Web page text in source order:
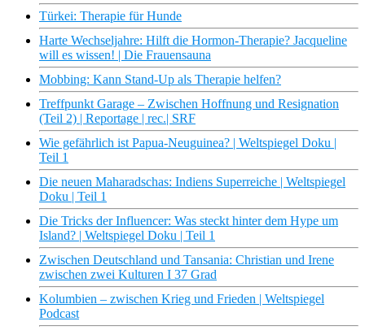
Türkei: Therapie für Hunde
Harte Wechseljahre: Hilft die Hormon-Therapie? Jacqueline
will es wissen! | Die Frauensauna
Mobbing: Kann Stand-Up als Therapie helfen?
Treffpunkt Garage – Zwischen Hoffnung und Resignation
(Teil 2) | Reportage | rec.| SRF
Wie gefährlich ist Papua-Neuguinea? | Weltspiegel Doku |
Teil 1
Die neuen Maharadschas: Indiens Superreiche | Weltspiegel
Doku | Teil 1
Die Tricks der Influencer: Was steckt hinter dem Hype um
Island? | Weltspiegel Doku | Teil 1
Zwischen Deutschland und Tansania: Christian und Irene
zwischen zwei Kulturen I 37 Grad
Kolumbien – zwischen Krieg und Frieden | Weltspiegel
Podcast